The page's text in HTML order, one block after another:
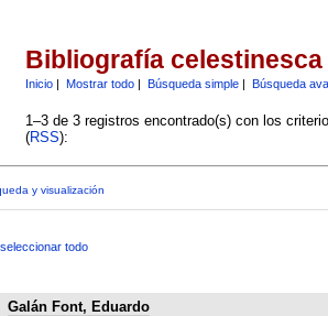
Bibliografía celestinesca
Inicio| Mostrar todo| Búsqueda simple| Búsqueda
1–3 de 3 registros encontrado(s) con los
(RSS):
y visualización
todo
Galán Font, Eduardo